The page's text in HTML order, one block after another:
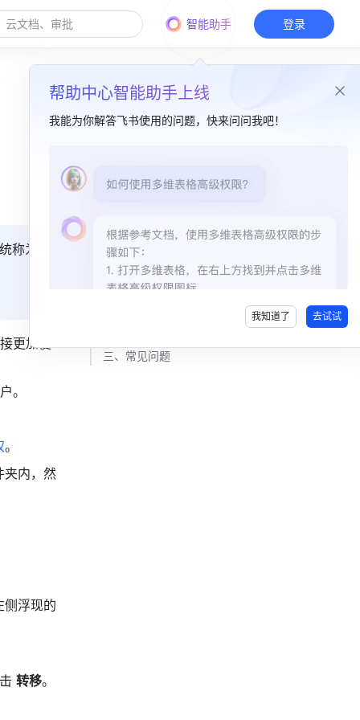
智能助手
帮助中心智能助手上线
我能为你解答飞书使用的问题，快来问问我吧！
我知道了 去试试
登录
称为
更加便
。
。
夹内，然
侧浮现的
转移。
二、操作流程 ​
方式 1：在文件夹中批量转移云文档所有权​
方式 3：通过转移父文件夹所有权批量转移其内所有文档​
三、常见问题 ​